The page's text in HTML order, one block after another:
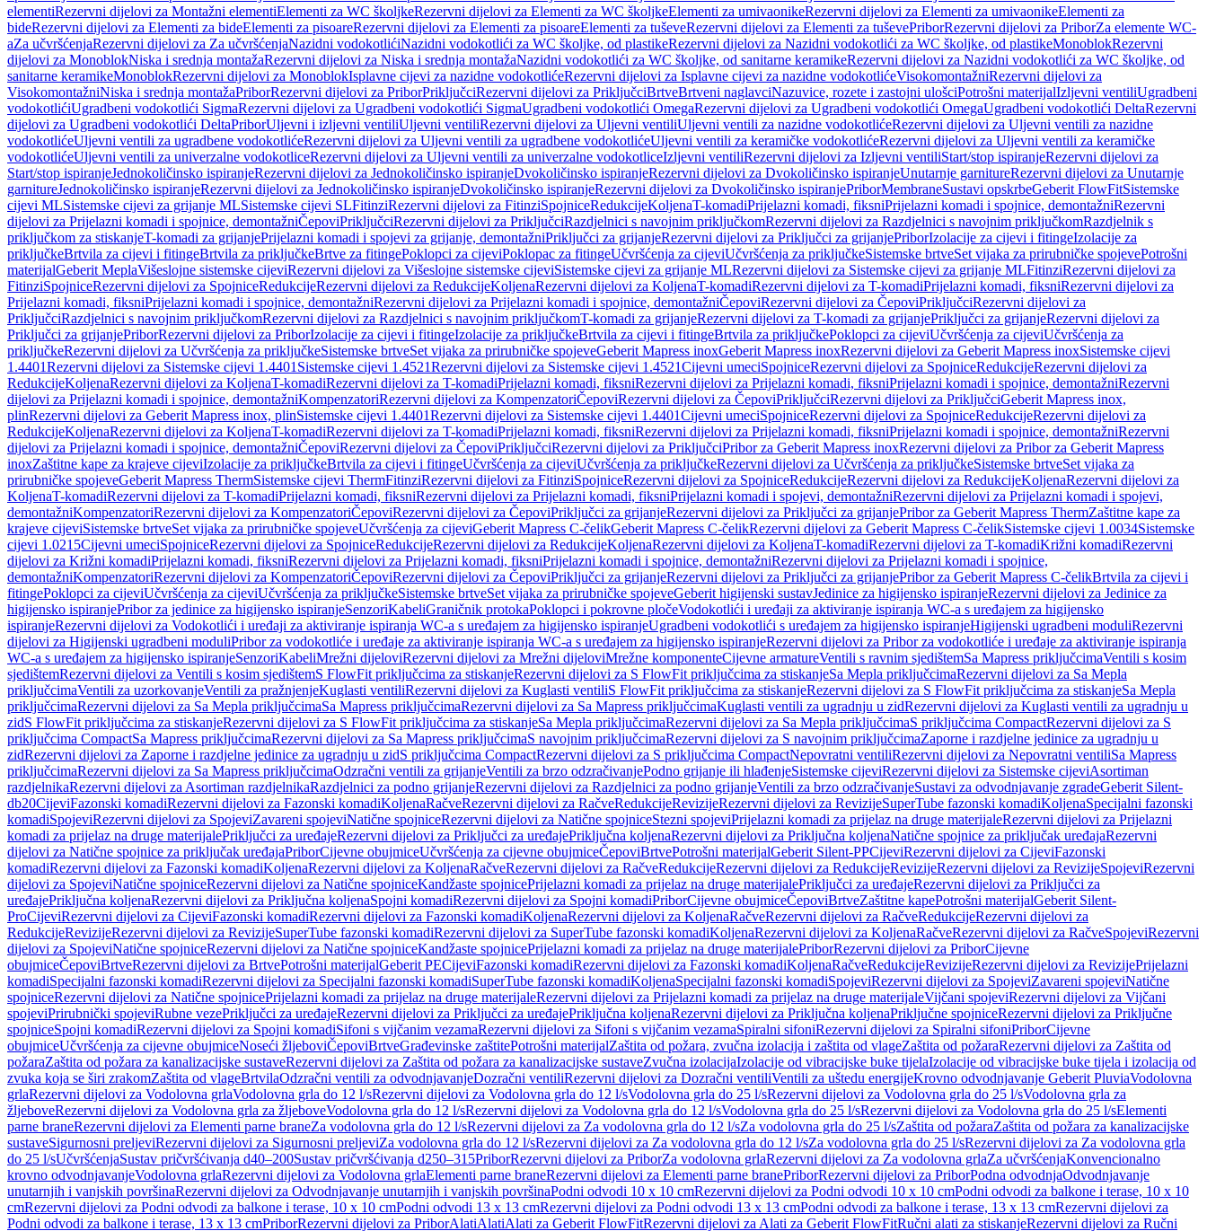
elementiRezervni dijelovi za Montažni elementiElementi za WC školjkeRezervni dijelovi za Elementi za WC školjkeElementi za umivaonikeRezervni dijelovi za Elementi za umivaonikeElementi za
bideRezervni dijelovi za Elementi za bideElementi za pisoareRezervni dijelovi za Elementi za pisoareElementi za tuševeRezervni dijelovi za Elementi za tuševePriborRezervni dijelovi za PriborZa elemente WC-
aZa učvršćenjaRezervni dijelovi za Za učvršćenjaNazidni vodokotlićiNazidni vodokotlići za WC školjke, od plastikeRezervni dijelovi za Nazidni vodokotlići za WC školjke, od plastikeMonoblokRezervni
dijelovi za MonoblokNiska i srednja montažaRezervni dijelovi za Niska i srednja montažaNazidni vodokotlići za WC školjke, od sanitarne keramikeRezervni dijelovi za Nazidni vodokotlići za WC školjke, od
sanitarne keramikeMonoblokRezervni dijelovi za MonoblokIsplavne cijevi za nazidne vodokotlićeRezervni dijelovi za Isplavne cijevi za nazidne vodokotlićeVisokomontažniRezervni dijelovi za
VisokomontažniNiska i srednja montažaPriborRezervni dijelovi za PriborPriključciRezervni dijelovi za PriključciBrtveBrtveni naglavciNazuvice, rozete i zastojni ulošciPotrošni materijalIzljevni ventiliUgradbeni
vodokotlićiUgradbeni vodokotlići SigmaRezervni dijelovi za Ugradbeni vodokotlići SigmaUgradbeni vodokotlići OmegaRezervni dijelovi za Ugradbeni vodokotlići OmegaUgradbeni vodokotlići DeltaRezervni
dijelovi za Ugradbeni vodokotlići DeltaPriborUljevni i izljevni ventiliUljevni ventiliRezervni dijelovi za Uljevni ventiliUljevni ventili za nazidne vodokotlićeRezervni dijelovi za Uljevni ventili za nazidne
vodokotlićeUljevni ventili za ugradbene vodokotlićeRezervni dijelovi za Uljevni ventili za ugradbene vodokotlićeUljevni ventili za keramičke vodokotlićeRezervni dijelovi za Uljevni ventili za keramičke
vodokotlićeUljevni ventili za univerzalne vodokotliceRezervni dijelovi za Uljevni ventili za univerzalne vodokotliceIzljevni ventiliRezervni dijelovi za Izljevni ventiliStart/stop ispiranjeRezervni dijelovi za
Start/stop ispiranjeJednokoličinsko ispiranjeRezervni dijelovi za Jednokoličinsko ispiranjeDvokoličinsko ispiranjeRezervni dijelovi za Dvokoličinsko ispiranjeUnutarnje garnitureRezervni dijelovi za Unutarnje
garnitureJednokoličinsko ispiranjeRezervni dijelovi za Jednokoličinsko ispiranjeDvokoličinsko ispiranjeRezervni dijelovi za Dvokoličinsko ispiranjePriborMembraneSustavi opskrbeGeberit FlowFitSistemske
cijevi MLSistemske cijevi za grijanje MLSistemske cijevi SLFitinziRezervni dijelovi za FitinziSpojniceRedukcijeKoljenaT-komadiPrijelazni komadi, fiksniPrijelazni komadi i spojnice, demontažniRezervni
dijelovi za Prijelazni komadi i spojnice, demontažniČepoviPriključciRezervni dijelovi za PriključciRazdjelnici s navojnim priključkomRezervni dijelovi za Razdjelnici s navojnim priključkomRazdjelnik s
priključkom za stiskanjeT-komadi za grijanjePrijelazni komadi i spojevi za grijanje, demontažniPriključci za grijanjeRezervni dijelovi za Priključci za grijanjePriborIzolacije za cijevi i fitingeIzolacije za
priključkeBrtvila za cijevi i fitingeBrtvila za priključkeBrtve za fitingePoklopci za cijeviPoklopac za fitingeUčvršćenja za cijeviUčvršćenja za priključkeSistemske brtveSet vijaka za prirubničke spojevePotrošni
materijalGeberit MeplaVišeslojne sistemske cijeviRezervni dijelovi za Višeslojne sistemske cijeviSistemske cijevi za grijanje MLRezervni dijelovi za Sistemske cijevi za grijanje MLFitinziRezervni dijelovi za
FitinziSpojniceRezervni dijelovi za SpojniceRedukcijeRezervni dijelovi za RedukcijeKoljenaRezervni dijelovi za KoljenaT-komadiRezervni dijelovi za T-komadiPrijelazni komadi, fiksniRezervni dijelovi za
Prijelazni komadi, fiksniPrijelazni komadi i spojnice, demontažniRezervni dijelovi za Prijelazni komadi i spojnice, demontažniČepoviRezervni dijelovi za ČepoviPriključciRezervni dijelovi za
PriključciRazdjelnici s navojnim priključkomRezervni dijelovi za Razdjelnici s navojnim priključkomT-komadi za grijanjeRezervni dijelovi za T-komadi za grijanjePriključci za grijanjeRezervni dijelovi za
Priključci za grijanjePriborRezervni dijelovi za PriborIzolacije za cijevi i fitingeIzolacije za priključkeBrtvila za cijevi i fitingeBrtvila za priključkePoklopci za cijeviUčvršćenja za cijeviUčvršćenja za
priključkeRezervni dijelovi za Učvršćenja za priključkeSistemske brtveSet vijaka za prirubničke spojeveGeberit Mapress inoxGeberit Mapress inoxRezervni dijelovi za Geberit Mapress inoxSistemske cijevi
1.4401Rezervni dijelovi za Sistemske cijevi 1.4401 Sistemske cijevi 1.4521Rezervni dijelovi za Sistemske cijevi 1.4521Cijevni umeciSpojniceRezervni dijelovi za SpojniceRedukcijeRezervni dijelovi za
RedukcijeKoljenaRezervni dijelovi za KoljenaT-komadiRezervni dijelovi za T-komadiPrijelazni komadi, fiksniRezervni dijelovi za Prijelazni komadi, fiksniPrijelazni komadi i spojnice, demontažniRezervni
dijelovi za Prijelazni komadi i spojnice, demontažniKompenzatoriRezervni dijelovi za KompenzatoriČepoviRezervni dijelovi za ČepoviPriključciRezervni dijelovi za PriključciGeberit Mapress inox,
plinRezervni dijelovi za Geberit Mapress inox, plinSistemske cijevi 1.4401Rezervni dijelovi za Sistemske cijevi 1.4401Cijevni umeciSpojniceRezervni dijelovi za SpojniceRedukcijeRezervni dijelovi za
RedukcijeKoljenaRezervni dijelovi za KoljenaT-komadiRezervni dijelovi za T-komadiPrijelazni komadi, fiksniRezervni dijelovi za Prijelazni komadi, fiksniPrijelazni komadi i spojnice, demontažniRezervni
dijelovi za Prijelazni komadi i spojnice, demontažniČepoviRezervni dijelovi za ČepoviPriključciRezervni dijelovi za PriključciPribor za Geberit Mapress inoxRezervni dijelovi za Pribor za Geberit Mapress
inoxZaštitne kape za krajeve cijeviIzolacije za priključkeBrtvila za cijevi i fitingeUčvršćenja za cijeviUčvršćenja za priključkeRezervni dijelovi za Učvršćenja za priključkeSistemske brtveSet vijaka za
prirubničke spojeveGeberit Mapress ThermSistemske cijevi ThermFitinziRezervni dijelovi za FitinziSpojniceRezervni dijelovi za SpojniceRedukcijeRezervni dijelovi za RedukcijeKoljenaRezervni dijelovi za
KoljenaT-komadiRezervni dijelovi za T-komadiPrijelazni komadi, fiksniRezervni dijelovi za Prijelazni komadi, fiksniPrijelazni komadi i spojevi, demontažniRezervni dijelovi za Prijelazni komadi i spojevi,
demontažniKompenzatoriRezervni dijelovi za KompenzatoriČepoviRezervni dijelovi za ČepoviPriključci za grijanjeRezervni dijelovi za Priključci za grijanjePribor za Geberit Mapress ThermZaštitne kape za
krajeve cijeviSistemske brtveSet vijaka za prirubničke spojeveUčvršćenja za cijeviGeberit Mapress C-čelikGeberit Mapress C-čelikRezervni dijelovi za Geberit Mapress C-čelikSistemske cijevi 1.0034Sistemske
cijevi 1.0215Cijevni umeciSpojniceRezervni dijelovi za SpojniceRedukcijeRezervni dijelovi za RedukcijeKoljenaRezervni dijelovi za KoljenaT-komadiRezervni dijelovi za T-komadiKrižni komadiRezervni
dijelovi za Križni komadiPrijelazni komadi, fiksniRezervni dijelovi za Prijelazni komadi, fiksniPrijelazni komadi i spojnice, demontažniRezervni dijelovi za Prijelazni komadi i spojnice,
demontažniKompenzatoriRezervni dijelovi za KompenzatoriČepoviRezervni dijelovi za ČepoviPriključci za grijanjeRezervni dijelovi za Priključci za grijanjePribor za Geberit Mapress C-čelikBrtvila za cijevi i
fitingePoklopci za cijeviUčvršćenja za cijeviUčvršćenja za priključkeSistemske brtveSet vijaka za prirubničke spojeveGeberit higijenski sustavJedinice za higijensko ispiranjeRezervni dijelovi za Jedinice za
higijensko ispiranjePribor za jedinice za higijensko ispiranjeSenzoriKabeliGraničnik protokaPoklopci i pokrovne pločeVodokotlići i uređaji za aktiviranje ispiranja WC-a s uređajem za higijensko
ispiranjeRezervni dijelovi za Vodokotlići i uređaji za aktiviranje ispiranja WC-a s uređajem za higijensko ispiranjeUgradbeni vodokotlići s uređajem za higijensko ispiranjeHigijenski ugradbeni moduliRezervni
dijelovi za Higijenski ugradbeni moduliPribor za vodokotliće i uređaje za aktiviranje ispiranja WC-a s uređajem za higijensko ispiranjeRezervni dijelovi za Pribor za vodokotliće i uređaje za aktiviranje ispiranja
WC-a s uređajem za higijensko ispiranjeSenzoriKabeliMrežni dijeloviRezervni dijelovi za Mrežni dijeloviMrežne komponenteCijevne armatureVentili s ravnim sjedištemSa Mapress priključcimaVentili s kosim
sjedištemRezervni dijelovi za Ventili s kosim sjedištemS FlowFit priključcima za stiskanjeRezervni dijelovi za S FlowFit priključcima za stiskanjeSa Mepla priključcimaRezervni dijelovi za Sa Mepla
priključcimaVentili za uzorkovanjeVentili za pražnjenjeKuglasti ventiliRezervni dijelovi za Kuglasti ventiliS FlowFit priključcima za stiskanjeRezervni dijelovi za S FlowFit priključcima za stiskanjeSa Mepla
priključcimaRezervni dijelovi za Sa Mepla priključcimaSa Mapress priključcimaRezervni dijelovi za Sa Mapress priključcimaKuglasti ventili za ugradnju u zidRezervni dijelovi za Kuglasti ventili za ugradnju u
zidS FlowFit priključcima za stiskanjeRezervni dijelovi za S FlowFit priključcima za stiskanjeSa Mepla priključcimaRezervni dijelovi za Sa Mepla priključcimaS priključcima CompactRezervni dijelovi za S
priključcima CompactSa Mapress priključcimaRezervni dijelovi za Sa Mapress priključcimaS navojnim priključcimaRezervni dijelovi za S navojnim priključcimaZaporne i razdjelne jedinice za ugradnju u
zidRezervni dijelovi za Zaporne i razdjelne jedinice za ugradnju u zidS priključcima CompactRezervni dijelovi za S priključcima CompactNepovratni ventiliRezervni dijelovi za Nepovratni ventiliSa Mapress
priključcimaRezervni dijelovi za Sa Mapress priključcimaOdzračni ventili za grijanjeVentili za brzo odzračivanjePodno grijanje ili hlađenjeSistemske cijeviRezervni dijelovi za Sistemske cijeviAsortiman
razdjelnikaRezervni dijelovi za Asortiman razdjelnikaRazdjelnici za podno grijanjeRezervni dijelovi za Razdjelnici za podno grijanjeVentili za brzo odzračivanjeSustavi za odvodnjavanje zgradeGeberit Silent-
db20CijeviFazonski komadiRezervni dijelovi za Fazonski komadiKoljenaRačveRezervni dijelovi za RačveRedukcijeRevizijeRezervni dijelovi za RevizijeSuperTube fazonski komadiKoljenaSpecijalni fazonski
komadiSpojeviRezervni dijelovi za SpojeviZavareni spojeviNatične spojniceRezervni dijelovi za Natične spojniceStezni spojeviPrijelazni komadi za prijelaz na druge materijaleRezervni dijelovi za Prijelazni
komadi za prijelaz na druge materijalePriključci za uređajeRezervni dijelovi za Priključci za uređajePriključna koljenaRezervni dijelovi za Priključna koljenaNatične spojnice za priključak uređajaRezervni
dijelovi za Natične spojnice za priključak uređajaPriborCijevne obujmiceUčvršćenja za cijevne obujmiceČepoviBrtvePotrošni materijalGeberit Silent-PPCijeviRezervni dijelovi za CijeviFazonski
komadiRezervni dijelovi za Fazonski komadiKoljenaRezervni dijelovi za KoljenaRačveRezervni dijelovi za RačveRedukcijeRezervni dijelovi za RedukcijeRevizijeRezervni dijelovi za RevizijeSpojeviRezervni
dijelovi za SpojeviNatične spojniceRezervni dijelovi za Natične spojniceKandžaste spojnicePrijelazni komadi za prijelaz na druge materijalePriključci za uređajeRezervni dijelovi za Priključci za
uređajePriključna koljenaRezervni dijelovi za Priključna koljenaSpojni komadiRezervni dijelovi za Spojni komadiPriborCijevne obujmiceČepoviBrtveZaštitne kapePotrošni materijalGeberit Silent-
ProCijeviRezervni dijelovi za CijeviFazonski komadiRezervni dijelovi za Fazonski komadiKoljenaRezervni dijelovi za KoljenaRačveRezervni dijelovi za RačveRedukcijeRezervni dijelovi za
RedukcijeRevizijeRezervni dijelovi za RevizijeSuperTube fazonski komadiRezervni dijelovi za SuperTube fazonski komadiKoljenaRezervni dijelovi za KoljenaRačveRezervni dijelovi za RačveSpojeviRezervni
dijelovi za SpojeviNatične spojniceRezervni dijelovi za Natične spojniceKandžaste spojnicePrijelazni komadi za prijelaz na druge materijalePriborRezervni dijelovi za PriborCijevne
obujmiceČepoviBrtveRezervni dijelovi za BrtvePotrošni materijalGeberit PECijeviFazonski komadiRezervni dijelovi za Fazonski komadiKoljenaRačveRedukcijeRevizijeRezervni dijelovi za RevizijePrijelazni
komadiSpecijalni fazonski komadiRezervni dijelovi za Specijalni fazonski komadiSuperTube fazonski komadiKoljenaSpecijalni fazonski komadiSpojeviRezervni dijelovi za SpojeviZavareni spojeviNatične
spojniceRezervni dijelovi za Natične spojnicePrijelazni komadi za prijelaz na druge materijaleRezervni dijelovi za Prijelazni komadi za prijelaz na druge materijaleVijčani spojeviRezervni dijelovi za Vijčani
spojeviPrirubnički spojeviRubne vezePriključci za uređajeRezervni dijelovi za Priključci za uređajePriključna koljenaRezervni dijelovi za Priključna koljenaPriključne spojniceRezervni dijelovi za Priključne
spojniceSpojni komadiRezervni dijelovi za Spojni komadiSifoni s vijčanim vezamaRezervni dijelovi za Sifoni s vijčanim vezamaSpiralni sifoniRezervni dijelovi za Spiralni sifoniPriborCijevne
obujmiceUčvršćenja za cijevne obujmiceNoseći žljeboviČepoviBrtveGrađevinske zaštitePotrošni materijalZaštita od požara, zvučna izolacija i zaštita od vlageZaštita od požaraRezervni dijelovi za Zaštita od
požaraZaštita od požara za kanalizacijske sustaveRezervni dijelovi za Zaštita od požara za kanalizacijske sustaveZvučna izolacijaIzolacije od vibracijske buke tijelaIzolacije od vibracijske buke tijela i izolacija od
zvuka koja se širi zrakomZaštita od vlageBrtvilaOdzračni ventili za odvodnjavanjeDozračni ventiliRezervni dijelovi za Dozračni ventiliVentili za uštedu energijeKrovno odvodnjavanje Geberit PluviaVodolovna
grlaRezervni dijelovi za Vodolovna grlaVodolovna grla do 12 l/sRezervni dijelovi za Vodolovna grla do 12 l/sVodolovna grla do 25 l/sRezervni dijelovi za Vodolovna grla do 25 l/sVodolovna grla za
žljeboveRezervni dijelovi za Vodolovna grla za žljeboveVodolovna grla do 12 l/sRezervni dijelovi za Vodolovna grla do 12 l/sVodolovna grla do 25 l/sRezervni dijelovi za Vodolovna grla do 25 l/sElementi
parne braneRezervni dijelovi za Elementi parne braneZa vodolovna grla do 12 l/sRezervni dijelovi za Za vodolovna grla do 12 l/sZa vodolovna grla do 25 l/sZaštita od požaraZaštita od požara za kanalizacijske
sustaveSigurnosni preljeviRezervni dijelovi za Sigurnosni preljeviZa vodolovna grla do 12 l/sRezervni dijelovi za Za vodolovna grla do 12 l/sZa vodolovna grla do 25 l/sRezervni dijelovi za Za vodolovna grla
do 25 l/sUčvršćenjaSustav pričvršćivanja d40–200Sustav pričvršćivanja d250–315PriborRezervni dijelovi za PriborZa vodolovna grlaRezervni dijelovi za Za vodolovna grlaZa učvršćenjaKonvencionalno
krovno odvodnjavanjeVodolovna grlaRezervni dijelovi za Vodolovna grlaElementi parne braneRezervni dijelovi za Elementi parne branePriborRezervni dijelovi za PriborPodna odvodnjaOdvodnjavanje
unutarnjih i vanjskih površinaRezervni dijelovi za Odvodnjavanje unutarnjih i vanjskih površinaPodni odvodi 10 x 10 cmRezervni dijelovi za Podni odvodi 10 x 10 cmPodni odvodi za balkone i terase, 10 x 10
cmRezervni dijelovi za Podni odvodi za balkone i terase, 10 x 10 cmPodni odvodi 13 x 13 cmRezervni dijelovi za Podni odvodi 13 x 13 cmPodni odvodi za balkone i terase, 13 x 13 cmRezervni dijelovi za
Podni odvodi za balkone i terase, 13 x 13 cmPriborRezervni dijelovi za PriborAlatiAlatiAlati za Geberit FlowFitRezervni dijelovi za Alati za Geberit FlowFitRučni alati za stiskanjeRezervni dijelovi za Ručni